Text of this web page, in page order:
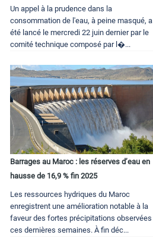
Un appel à la prudence dans la
consommation de l'eau, à peine masqué, a
été lancé le mercredi 22 juin dernier par le
comité technique composé par l�...
Barrages au Maroc : les réserves d’eau en
hausse de 16,9 % fin 2025
Les ressources hydriques du Maroc
enregistrent une amélioration notable à la
faveur des fortes précipitations observées
ces dernières semaines. À fin déc...